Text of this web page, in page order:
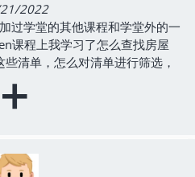
2022
过学堂的其他课程和学堂外的一
课程上我学习了怎么查找房屋
清单，怎么对清单进行筛选，
地产，更进一步学习了，怎么
避免可能的黑洞，收获满满！我
；我还要感谢Wilson班主任，任
提醒学员准时参加课程，辅助
+